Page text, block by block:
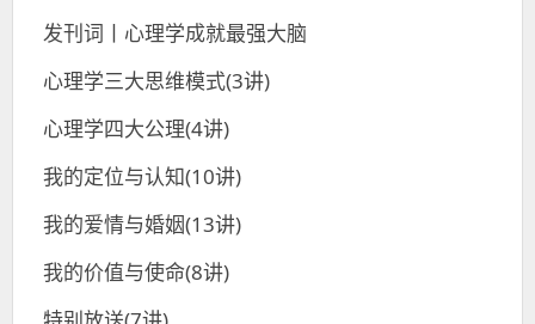
发刊词丨心理学成就最强大脑
心理学三大思维模式(3讲)
心理学四大公理(4讲)
我的定位与认知(10讲)
我的爱情与婚姻(13讲)
我的价值与使命(8讲)